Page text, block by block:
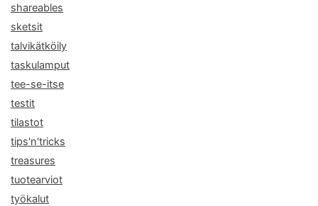
shareables
sketsit
talvikätköily
taskulamput
tee-se-itse
testit
tilastot
tips'n'tricks
treasures
tuotearviot
työkalut